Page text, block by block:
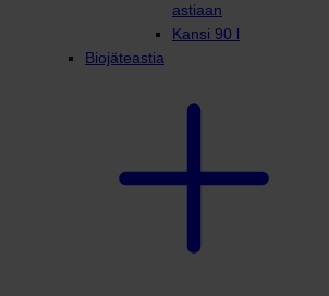
astiaan
Kansi 90 l
Biojäteastia